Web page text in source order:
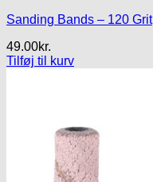
Sanding Bands – 120 Grit
49.00kr.
Tilføj til kurv